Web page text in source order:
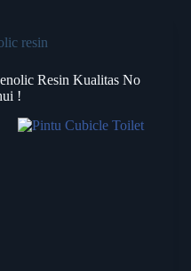
resin
Resin Kualitas No
!